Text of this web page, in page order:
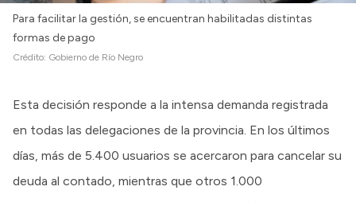
Para facilitar la gestión, se encuentran habilitadas distintas
formas de pago
Crédito: Gobierno de Río Negro
Esta decisión responde a la intensa demanda registrada
en todas las delegaciones de la provincia. En los últimos
días, más de 5.400 usuarios se acercaron para cancelar su
deuda al contado, mientras que otros 1.000